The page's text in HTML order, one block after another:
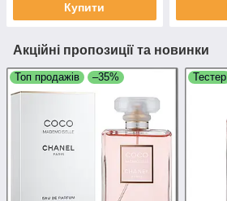
Купити
Акційні пропозиції та новинки
Топ продажів –35% Тестер